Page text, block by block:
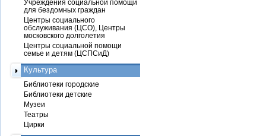
Учреждения социальной помощи
для бездомных граждан
Центры социального
обслуживания (ЦСО), Центры
московского долголетия
Центры социальной помощи
семье и детям (ЦСПСиД)
Культура
Библиотеки городские
Библиотеки детские
Музеи
Театры
Цирки